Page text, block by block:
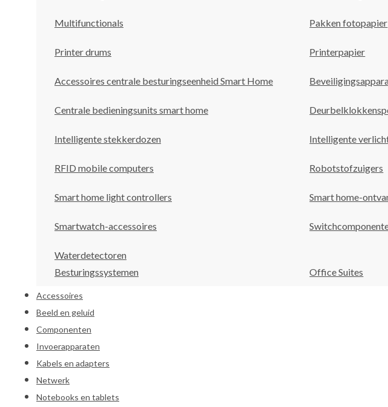
Multifunctionals Pakken fotopapier
Printer drums Printerpapier
Accessoires centrale besturingseenheid Smart Home
Centrale bedieningsunits smart home
Intelligente stekkerdozen Intelligente
RFID mobile computers Robotstofzuigers
Smart home light controllers Smart home-
Smartwatch-accessoires
Waterdetectoren
Besturingssystemen
Office Suites
Accessoires
Beeld en geluid
Componenten
Invoerapparaten
Kabels en adapters
Netwerk
Notebooks en tablets